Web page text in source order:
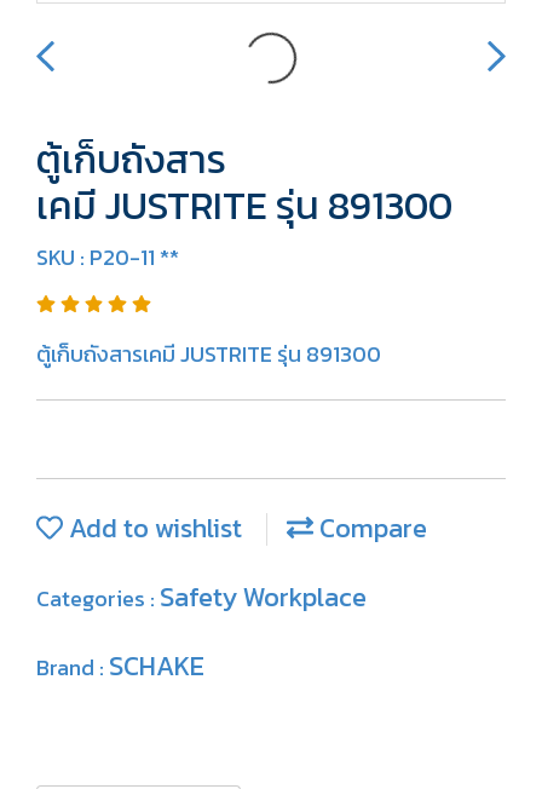
ตู้เก็บถังสาร
เคมี JUSTRITE รุ่น 891300
SKU : P20-11 **
ตู้เก็บถังสารเคมี JUSTRITE รุ่น 891300
Add to wishlist Compare
Categories : Safety Workplace
Brand : SCHAKE